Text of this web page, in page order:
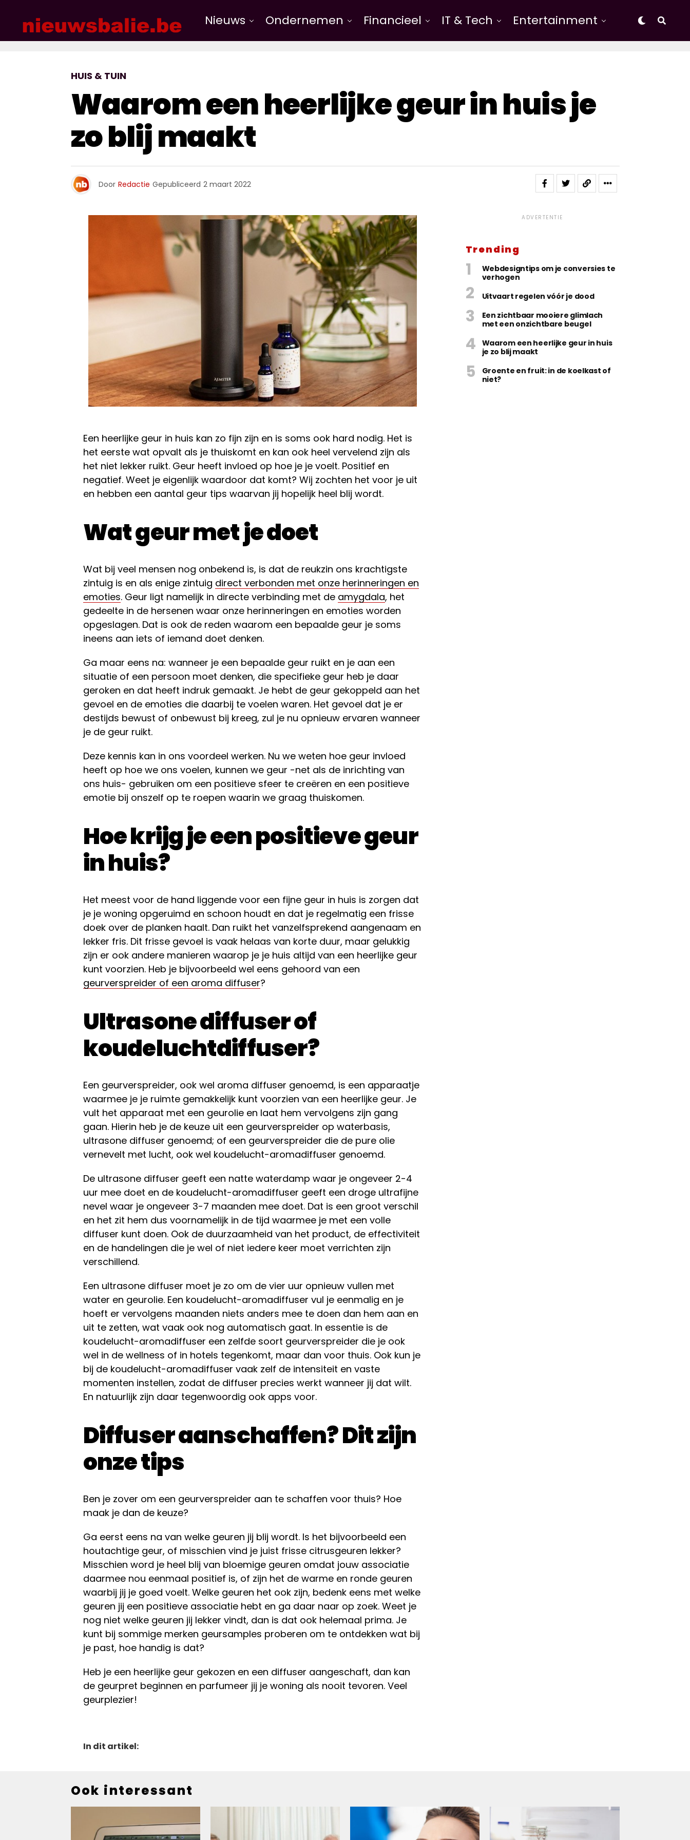
Nieuws Ondernemen Financieel IT & Tech Entertainment
HUIS & TUIN
Waarom een heerlijke geur in huis je
zo blij maakt
Door Redactie Gepubliceerd 2 maart 2022
Een heerlijke geur in huis kan zo fijn zijn en is soms ook hard nodig. Het is
het eerste wat opvalt als je thuiskomt en kan ook heel vervelend zijn als
het niet lekker ruikt. Geur heeft invloed op hoe je je voelt. Positief en
negatief. Weet je eigenlijk waardoor dat komt? Wij zochten het voor je uit
en hebben een aantal geur tips waarvan jij hopelijk heel blij wordt.
Wat geur met je doet
Wat bij veel mensen nog onbekend is, is dat de reukzin ons krachtigste
zintuig is en als enige zintuig direct verbonden met onze herinneringen en
emoties. Geur ligt namelijk in directe verbinding met de amygdala, het
gedeelte in de hersenen waar onze herinneringen en emoties worden
opgeslagen. Dat is ook de reden waarom een bepaalde geur je soms
ineens aan iets of iemand doet denken.
Ga maar eens na: wanneer je een bepaalde geur ruikt en je aan een
situatie of een persoon moet denken, die specifieke geur heb je daar
geroken en dat heeft indruk gemaakt. Je hebt de geur gekoppeld aan het
gevoel en de emoties die daarbij te voelen waren. Het gevoel dat je er
destijds bewust of onbewust bij kreeg, zul je nu opnieuw ervaren wanneer
je de geur ruikt.
Deze kennis kan in ons voordeel werken. Nu we weten hoe geur invloed
heeft op hoe we ons voelen, kunnen we geur -net als de inrichting van
ons huis- gebruiken om een positieve sfeer te creëren en een positieve
emotie bij onszelf op te roepen waarin we graag thuiskomen.
Hoe krijg je een positieve geur
in huis?
Het meest voor de hand liggende voor een fijne geur in huis is zorgen dat
je je woning opgeruimd en schoon houdt en dat je regelmatig een frisse
doek over de planken haalt. Dan ruikt het vanzelfsprekend aangenaam en
lekker fris. Dit frisse gevoel is vaak helaas van korte duur, maar gelukkig
zijn er ook andere manieren waarop je je huis altijd van een heerlijke geur
kunt voorzien. Heb je bijvoorbeeld wel eens gehoord van een
geurverspreider of een aroma diffuser?
Ultrasone diffuser of
koudeluchtdiffuser?
Een geurverspreider, ook wel aroma diffuser genoemd, is een apparaatje
waarmee je je ruimte gemakkelijk kunt voorzien van een heerlijke geur. Je
vult het apparaat met een geurolie en laat hem vervolgens zijn gang
gaan. Hierin heb je de keuze uit een geurverspreider op waterbasis,
ultrasone diffuser genoemd; of een geurverspreider die de pure olie
vernevelt met lucht, ook wel koudelucht-aromadiffuser genoemd.
De ultrasone diffuser geeft een natte waterdamp waar je ongeveer 2-4
uur mee doet en de koudelucht-aromadiffuser geeft een droge ultrafijne
nevel waar je ongeveer 3-7 maanden mee doet. Dat is een groot verschil
en het zit hem dus voornamelijk in de tijd waarmee je met een volle
diffuser kunt doen. Ook de duurzaamheid van het product, de effectiviteit
en de handelingen die je wel of niet iedere keer moet verrichten zijn
verschillend.
Een ultrasone diffuser moet je zo om de vier uur opnieuw vullen met
water en geurolie. Een koudelucht-aromadiffuser vul je eenmalig en je
hoeft er vervolgens maanden niets anders mee te doen dan hem aan en
uit te zetten, wat vaak ook nog automatisch gaat. In essentie is de
koudelucht-aromadiffuser een zelfde soort geurverspreider die je ook
wel in de wellness of in hotels tegenkomt, maar dan voor thuis. Ook kun je
bij de koudelucht-aromadiffuser vaak zelf de intensiteit en vaste
momenten instellen, zodat de diffuser precies werkt wanneer jij dat wilt.
En natuurlijk zijn daar tegenwoordig ook apps voor.
Diffuser aanschaffen? Dit zijn
onze tips
Ben je zover om een geurverspreider aan te schaffen voor thuis? Hoe
maak je dan de keuze?
Ga eerst eens na van welke geuren jij blij wordt. Is het bijvoorbeeld een
houtachtige geur, of misschien vind je juist frisse citrusgeuren lekker?
Misschien word je heel blij van bloemige geuren omdat jouw associatie
daarmee nou eenmaal positief is, of zijn het de warme en ronde geuren
waarbij jij je goed voelt. Welke geuren het ook zijn, bedenk eens met welke
geuren jij een positieve associatie hebt en ga daar naar op zoek. Weet je
nog niet welke geuren jij lekker vindt, dan is dat ook helemaal prima. Je
kunt bij sommige merken geursamples proberen om te ontdekken wat bij
je past, hoe handig is dat?
Heb je een heerlijke geur gekozen en een diffuser aangeschaft, dan kan
de geurpret beginnen en parfumeer jij je woning als nooit tevoren. Veel
geurplezier!
In dit artikel:
ADVERTENTIE
Trending
Webdesigntips om je conversies te
verhogen
Uitvaart regelen vóór je dood
Een zichtbaar mooiere glimlach
met een onzichtbare beugel
Waarom een heerlijke geur in huis
je zo blij maakt
Groente en fruit: in de koelkast of
niet?
Ook interessant